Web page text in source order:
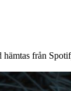
från